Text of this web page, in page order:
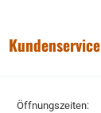
Kundenservice
Öffnungszeiten: